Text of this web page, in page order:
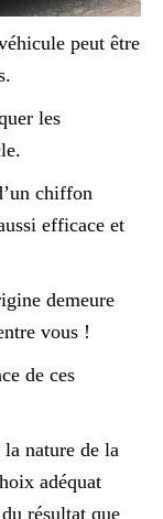
peut être
les
chiffon
efficace et
demeure
vous !
de ces
nature de la
adéquat
résultat que